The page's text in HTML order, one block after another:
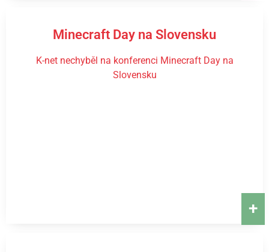
Minecraft Day na Slovensku
K-net nechyběl na konferenci Minecraft Day na
Slovensku
+